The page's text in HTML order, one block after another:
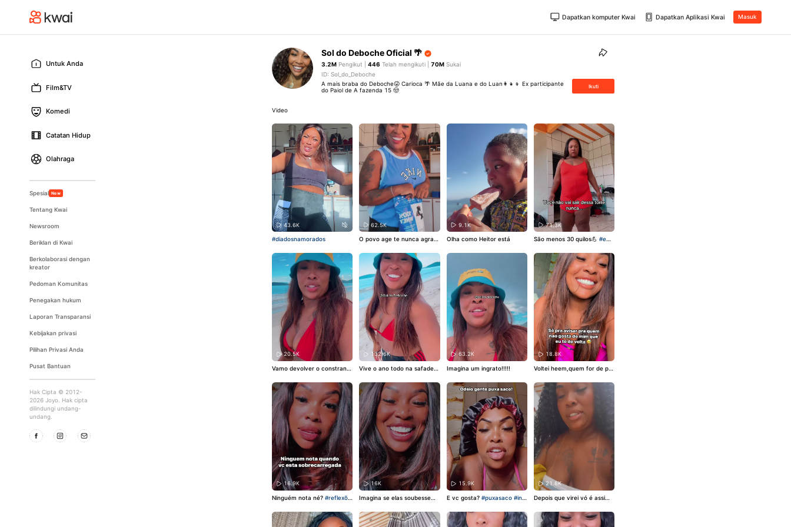
Dapatkan komputer Kwai Dapatkan Aplikasi Kwai Masuk
Untuk Anda
Film&TV
Komedi
Catatan Hidup
Olahraga
Spesial New
Tentang Kwai
Newsroom
Beriklan di Kwai
Berkolaborasi dengan
kreator
Pedoman Komunitas
Penegakan hukum
Laporan Transparansi
Kebijakan privasi
Pilihan Privasi Anda
Pusat Bantuan
Hak Cipta © 2012-
2026 Joyo. Hak cipta
dilindungi undang-
undang.
Sol do Deboche Oficial 🌴
3.2M Pengikut |446 Telah mengikuti |70M Sukai
ID: Sol_do_Deboche
A mais braba do Deboche😜 Carioca 🌴 Mãe da Luana e do Luan👩‍👧‍👦 Ex participante
do Paiol de A fazenda 15 🤠
Ikuti
Video
43.6K
#diadosnamorados
62.5K
O povo age te nunca agrad
9.1K
Olha como Heitor está
71.3K
São menos 30 quilos💪#em
20.5K
Vamo devolver o constrangi
132.6K
Vive o ano todo na safade
63.2K
Imagina um ingrato!!!!!
18.8K
Voltei heem,quem for de pa
16.9K
Ninguém nota né?#reflexõe
16K
Imagina se elas soubessem
Pascoa #morenailuminada
15.9K
E vc gosta? #puxasaco #indi
21.6K
Depois que virei vó é assim